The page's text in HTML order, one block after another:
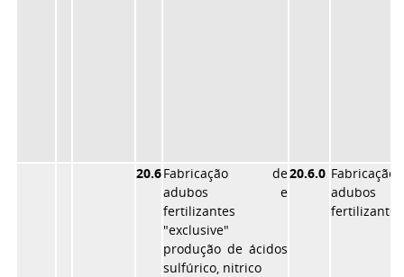
20.6Fabricação de
adubos e
fertilizantes
"exclusive"
produção de ácidos
sulfúrico, nitrico
20.6.0
fertilizantes